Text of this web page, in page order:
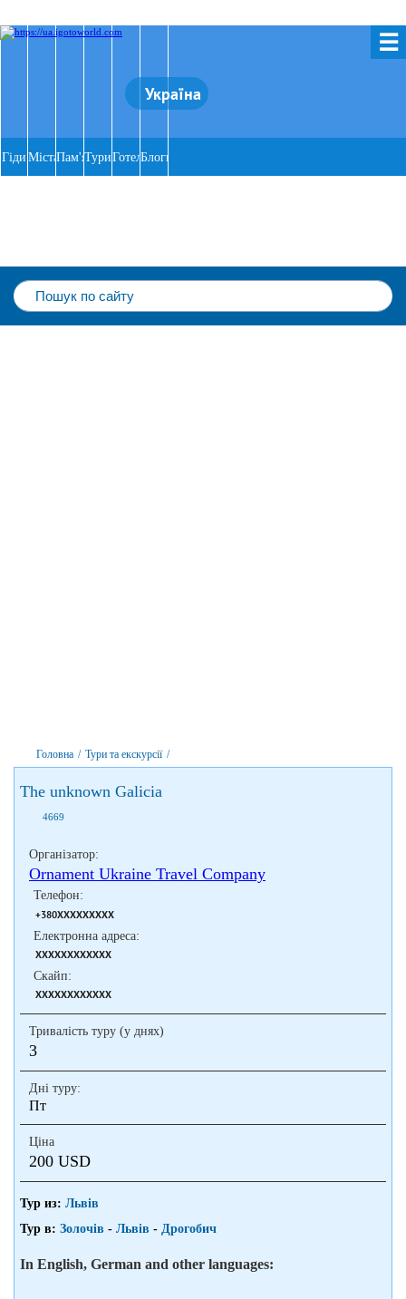
☰
Україна
Гіди МістаПам'ятки
ТуриГотеліБлоги
Головна / Тури та екскурсії /
The unknown Galicia
4669
Організатор:
Ornament Ukraine Travel Company
Телефон:
+380XXXXXXXXX
Електронна адреса:
XXXXXXXXXXXX
Скайп:
XXXXXXXXXXXX
Тривалість туру (у днях)
3
Дні туру:
Пт
Ціна
200 USD
Тур из: Львів
Тур в: Золочів - Львів - Дрогобич
In English, German and other languages: